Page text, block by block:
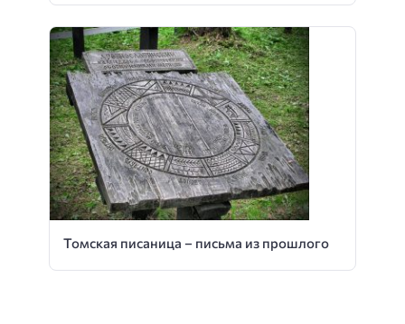
Томская писаница – письма из прошлого